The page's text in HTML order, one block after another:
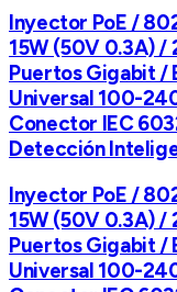
Inyector PoE /
15W (50V 0.3A) /
Puertos Gigabit /
Universal 100-
Conector IEC
Detección
Inyector PoE /
15W (50V 0.3A) /
Puertos Gigabit /
Universal 100-